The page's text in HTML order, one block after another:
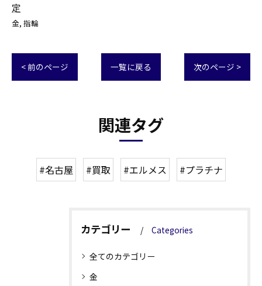
定
金 指輪
< 前のページ 一覧に戻る 次のページ >
関連タグ
#名古屋 #買取 #エルメス #プラチナ
カテゴリー Categories
全てのカテゴリー
金